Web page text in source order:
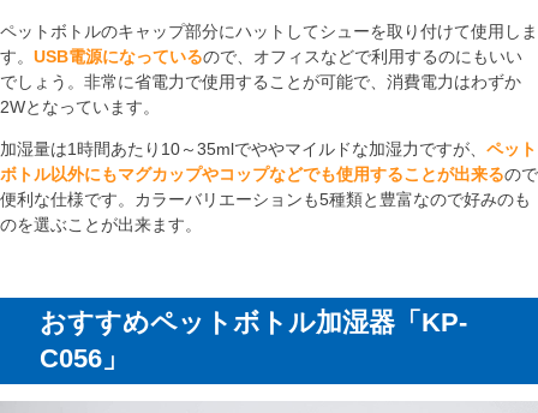
ペットボトルのキャップ部分にハットしてシューを取り付けて使用しま
す。 USB電源になっているので、オフィスなどで利用するのにもいい
でしょう。非常に省電力で使用することが可能で、消費電力はわずか
2Wとなっています。
加湿量は1時間あたり10～35mlでややマイルドな加湿力ですが、 ペット
ボトル以外にもマグカップやコップなどでも使用することが出来るので
便利な仕様です。カラーバリエーションも5種類と豊富なので好みのも
のを選ぶことが出来ます。
おすすめペットボトル加湿器「KP-
C056」